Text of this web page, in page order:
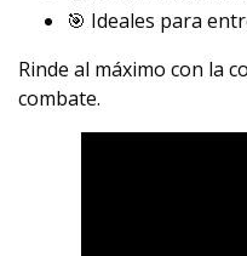
🎯 Ideales para
Rinde al máximo con la
combate.